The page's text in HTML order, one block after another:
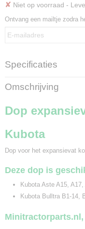
✘ Niet op voorraad -
Ontvang een mailtje zodra
Specificaties
Bruto gewicht
0,01 Kg
Omschrijving
Dop
Kubota
Dop voor het expansievat
Deze dop is
Kubota Aste A15,
Kubota Bulltra B1-14,